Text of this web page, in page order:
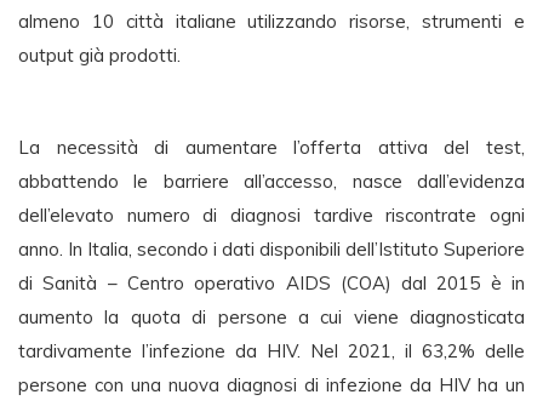
almeno 10 città italiane utilizzando risorse, strumenti e
output già prodotti.
La necessità di aumentare l’offerta attiva del test,
abbattendo le barriere all’accesso, nasce dall’evidenza
dell’elevato numero di diagnosi tardive riscontrate ogni
anno. In Italia, secondo i dati disponibili dell’Istituto Superiore
di Sanità – Centro operativo AIDS (COA) dal 2015 è in
aumento la quota di persone a cui viene diagnosticata
tardivamente l’infezione da HIV. Nel 2021, il 63,2% delle
persone con una nuova diagnosi di infezione da HIV ha un